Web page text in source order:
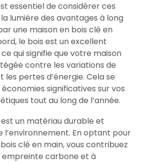
essentiel de considérer ces
lumière des avantages à long
une maison en bois clé en
le bois est un excellent
qui signifie que votre maison
contre les variations de
pertes d’énergie. Cela se
significatives sur vos
tout au long de l’année.
est un matériau durable et
l’environnement. En optant pour
clé en main, vous contribuez
carbone et à